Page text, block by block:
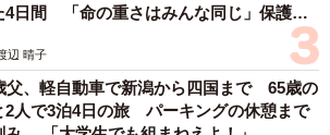
財政の安定化が見込めます。また、導
境負荷の軽減や騒音防止、混雑の軽減
できます。
4日間 「命の重さはみんな同じ」保護団
辺 晴子
父、軽自動車で新潟から四国まで 65歳の
2人で3泊4日の旅 パーキングの休憩まで